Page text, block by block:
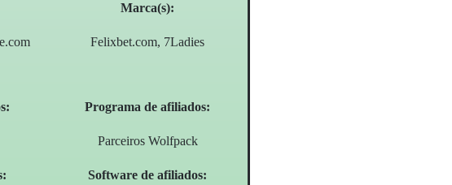
Marca(s):
Felixbet.com, 7Ladies
Programa de afiliados:
Parceiros Wolfpack
Software de afiliados: